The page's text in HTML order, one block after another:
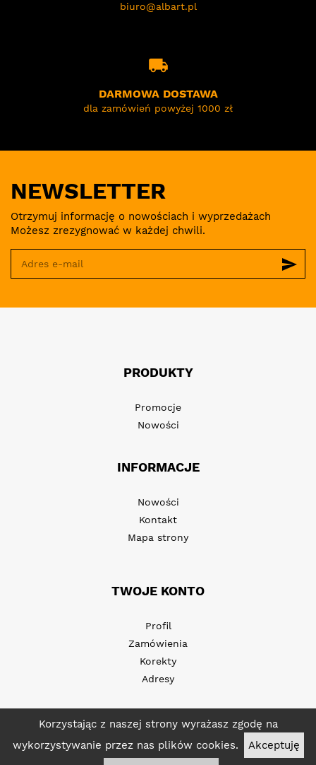
Korzystając z naszej strony wyrażasz zgodę na
wykorzystywanie przez nas plików cookies.
Akceptuję
biuro@albart.pl
local_shipping
DARMOWA DOSTAWA
dla zamówień powyżej 1000 zł
NEWSLETTER
Otrzymuj informację o nowościach i wyprzedażach
Możesz zrezygnować w każdej chwili.
send
PRODUKTY
Promocje
Nowości
INFORMACJE
Nowości
Kontakt
Mapa strony
TWOJE KONTO
Profil
Zamówienia
Korekty
Adresy